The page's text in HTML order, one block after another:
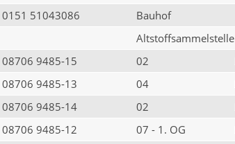
0151 51043086
Bauhof
Altstoffsammelstelle
08706 9485-15 02
08706 9485-13 04
08706 9485-14 02
08706 9485-12 07 - 1. OG